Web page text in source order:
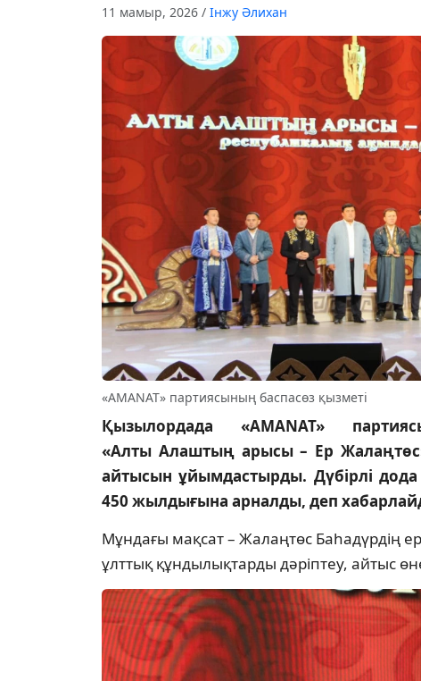
11 мамыр, 2026 / Інжу Әлихан
«AMANAT» партиясының баспасөз қызметі
Қызылордада «AMANAT»
«Алты Алаштың арысы – Ер
айтысын ұйымдастырды. Дүбірлі
450 жылдығына арналды, деп
Мұндағы мақсат – Жалаңтөс Баһадүрдің
ұлттық құндылықтарды дәріптеу, айтыс